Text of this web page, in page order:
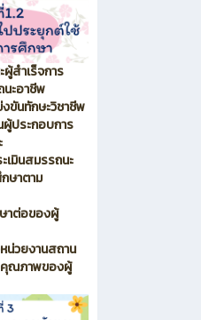
สำเร็จการ
นะอาชีพ
ขันทักษะวิชาชีพ
ผู้ประกอบการ
เมินสมรรถนะ
ษาตาม
ษาต่อของผู้
น่วยงานสถาน
คุณภาพของผู้